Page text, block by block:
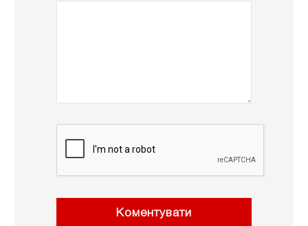
Коментувати